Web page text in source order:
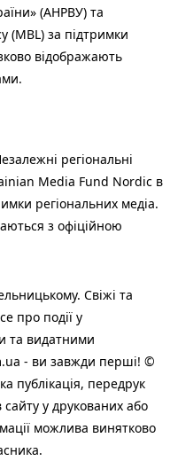
(АНРВУ) та
(MBL) за підтримки
відображають
регіональні
Media Fund Nordic в
регіональних медіа.
з офіційною
Свіжі та
про події у
та видатними
- ви завжди перші! ©
публiкацiя, передрук
у друкованих або
можлива винятково